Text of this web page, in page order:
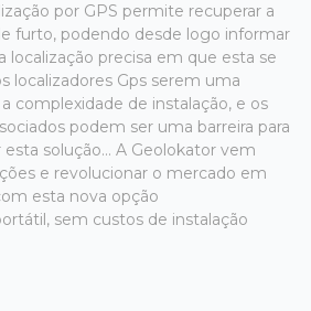
por GPS permite recuperar a
furto, podendo desde logo informar
localização precisa em que esta se
localizadores Gps serem uma
complexidade de instalação, e os
podem ser uma barreira para
solução... A Geolokator vem
e revolucionar o mercado em
esta nova opção
sem custos de instalação